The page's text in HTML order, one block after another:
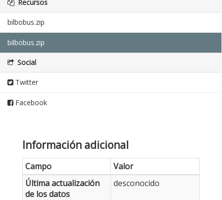
Recursos
bilbobus.zip
bilbobus.zip
Social
Twitter
Facebook
Información adicional
Campo
Valor
Última actualización
de los datos
desconocido